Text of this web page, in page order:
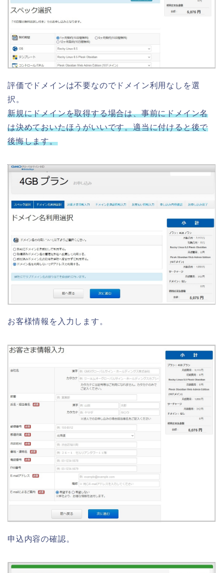
評価でドメインは不要なのでドメイン利用なしを選
択。
新規にドメインを取得する場合は、事前にドメイン名
は決めておいたほうがいいです。適当に付けると後で
後悔します。
お客様情報を入力します。
申込内容の確認。